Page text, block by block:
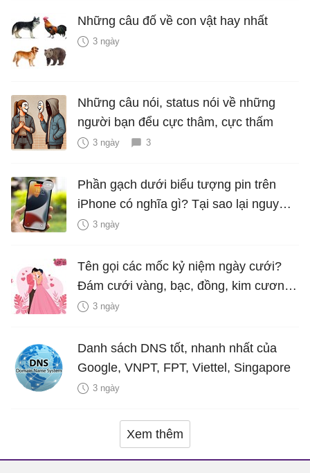
Những câu đố về con vật hay nhất
3 ngày
Những câu nói, status nói về những
người bạn đểu cực thâm, cực thấm
3 ngày 3
Phần gạch dưới biểu tượng pin trên
iPhone có nghĩa gì? Tại sao lại nguy
hiểm?
3 ngày
Tên gọi các mốc kỷ niệm ngày cưới?
Đám cưới vàng, bạc, đồng, kim cương
là bao nhiêu năm?
3 ngày
Danh sách DNS tốt, nhanh nhất của
Google, VNPT, FPT, Viettel, Singapore
3 ngày
Xem thêm